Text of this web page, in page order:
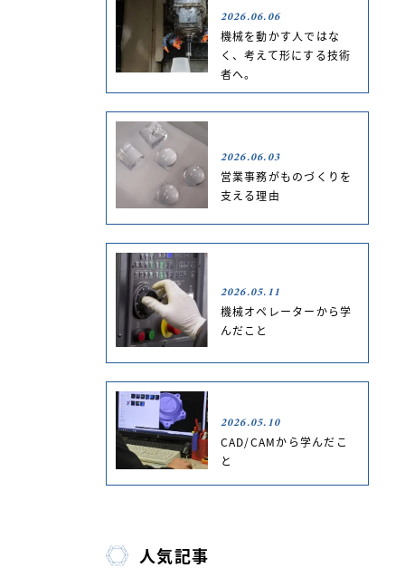
2026.06.06
機械を動かす人ではな
く、考えて形にする技術
者へ。
2026.06.03
営業事務がものづくりを
支える理由
2026.05.11
機械オペレーターから学
んだこと
2026.05.10
CAD/CAMから学んだこ
と
人気記事